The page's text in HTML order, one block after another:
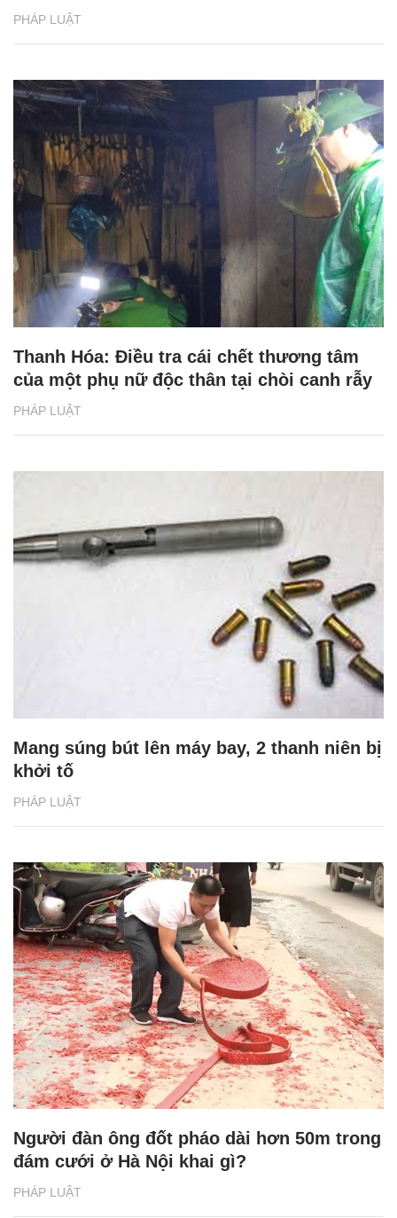
PHÁP LUẬT
PHÁP LUẬT
Thanh Hóa: Điều tra cái chết thương tâm
của một phụ nữ độc thân tại chòi canh rẫy
PHÁP LUẬT
Mang súng bút lên máy bay, 2 thanh niên bị
khởi tố
PHÁP LUẬT
Người đàn ông đốt pháo dài hơn 50m trong
đám cưới ở Hà Nội khai gì?